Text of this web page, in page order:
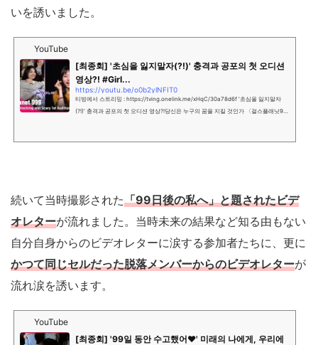
いを誘いました。
YouTube
[최종회] '초심을 잃지말자(?!)' 충격과 공포의 첫 오디션
영상?! #Girl...
https://youtu.be/o0b2ylNFIT0
티빙에서 스트리밍 : https://tving.onelink.me/xHqC/30a78d6f '초심을 잃지말자
(?!)' 충격과 공포의 첫 오디션 영상?!당신은 누구의 꿈을 지킬 것인가 〈걸스플래닛99
続いて当時撮影された「99日後の私へ」と題されたビデ
オレターが流れました。当時未来の結果など知る由もない
自分自身からのビデオレターに涙する参加者たちに、更に
かつて同じセルだった脱落メンバーからのビデオレターが
流れ涙を誘います。
YouTube
[최종회] '99일 동안 수고했어♥' 미래의 나에게, 우리에